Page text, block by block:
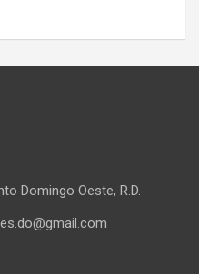
Domingo Oeste, R.D.